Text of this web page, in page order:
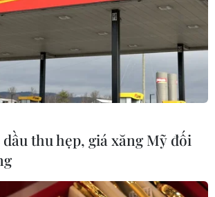
thu hẹp, giá xăng Mỹ đối